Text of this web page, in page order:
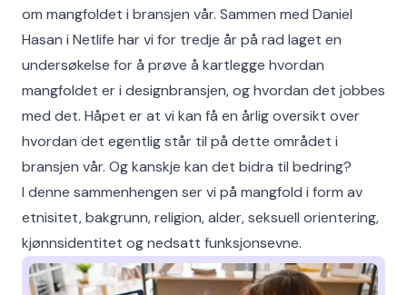
om mangfoldet i bransjen vår. Sammen med Daniel
Hasan i Netlife har vi for tredje år på rad laget en
undersøkelse for å prøve å kartlegge hvordan
mangfoldet er i designbransjen, og hvordan det jobbes
med det. Håpet er at vi kan få en årlig oversikt over
hvordan det egentlig står til på dette området i
bransjen vår. Og kanskje kan det bidra til bedring?
I denne sammenhengen ser vi på mangfold i form av
etnisitet, bakgrunn, religion, alder, seksuell orientering,
kjønnsidentitet og nedsatt funksjonsevne.